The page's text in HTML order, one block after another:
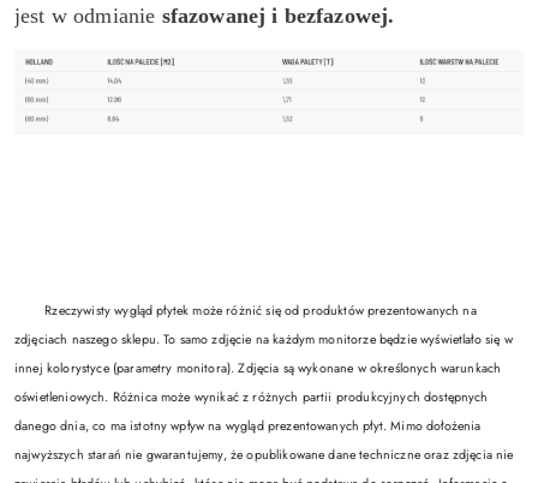
jest w odmianie sfazowanej i bezfazowej.
Rzeczywisty wygląd płytek może różnić się od produktów prezentowanych na
zdjęciach naszego sklepu. To samo zdjęcie na każdym monitorze będzie wyświetlało się w
innej kolorystyce (parametry monitora). Zdjęcia są wykonane w określonych warunkach
oświetleniowych. Różnica może wynikać z różnych partii produkcyjnych dostępnych
danego dnia, co ma istotny wpływ na wygląd prezentowanych płyt. Mimo dołożenia
najwyższych starań nie gwarantujemy, że opublikowane dane techniczne oraz zdjęcia nie